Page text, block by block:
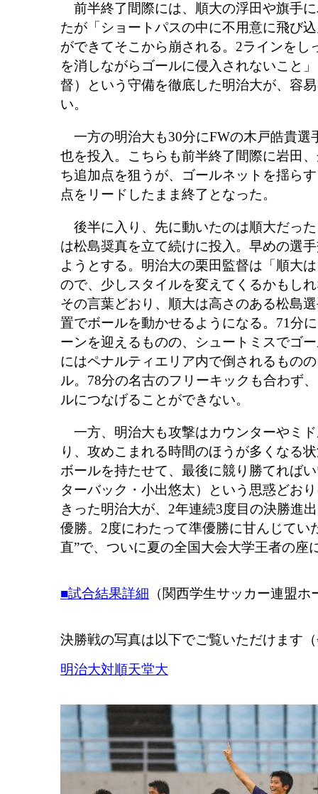
前半終了間際には、順大の浮田や旗手
たが「ショートパスの中に不用意に飛び
ができてそこから崩される。2ラインをし
を消しながらゴールに侵入されないこと
督）という守備を徹底した明治大が、容
い。
一方の明治大も30分にFWの木戸皓貴選
也を投入。こちらも前半終了間際に岩田
ち追加点を狙うが、ゴールネットを揺ら
点をリードしたまま終了となった。
後半に入り、先に動いたのは順大だっ
は松島奨真を立て続けに投入。早めの選
ようとする。明治大の栗田監督は「順大
ので、少しスタイルを変えてくるかもし
その言葉どおり、順大は高さのある松島
置でボールを動かせるようになる。71分
ーンを迎えるものの、シュートミスでゴ
にはペナルティエリア内で倒されるもの
ル。78分の名古のフリーキックも合わず
ルにつなげることができない。
一方、明治大も攻撃はカウンターやミ
り、攻めこまれる時間のほうが多くなる
ボールを持たせて、最後に競り勝てれば
ターバック・小出悠太）という思惑どお
きった明治大が、2年連続3度目の決勝進
優勝。2度にわたって準優勝に甘んじてい
直”で、ついに夏の全国大会大学王者の座
■試合結果詳細 （関西学生サッカー連盟ホ
決勝戦の写真は以下でご覧いただけます
明治大対順天堂大